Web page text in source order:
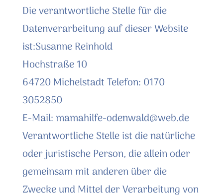
Die verantwortliche Stelle für die
Datenverarbeitung auf dieser Website
ist:Susanne Reinhold
Hochstraße 10
64720 Michelstadt Telefon: 0170
3052850
E-Mail: mamahilfe-odenwald@web.de
Verantwortliche Stelle ist die natürliche
oder juristische Person, die allein oder
gemeinsam mit anderen über die
Zwecke und Mittel der Verarbeitung von